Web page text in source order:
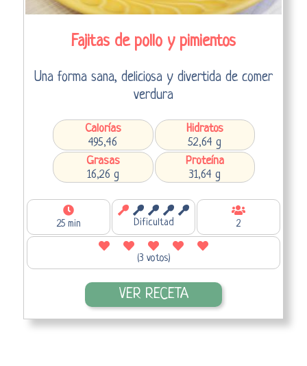
Fajitas de pollo y pimientos
Una forma sana, deliciosa y divertida de comer
verdura
Calorías
495,46
Hidratos
52,64 g
Grasas
16,26 g
Proteína
31,64 g
25 min Dificultad 2
(3 votos)
VER RECETA